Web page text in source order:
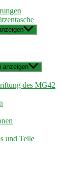
anzeigen
des MG42
und Teile